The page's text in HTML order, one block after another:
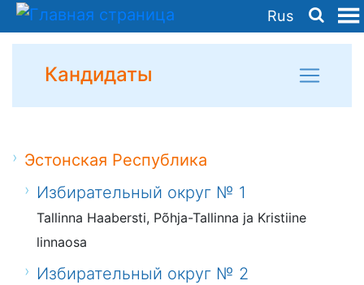
Rus
Кандидаты
Эстонская Республика
Избирательный округ № 1
Tallinna Haabersti, Põhja-Tallinna ja Kristiine
linnaosa
Избирательный округ № 2